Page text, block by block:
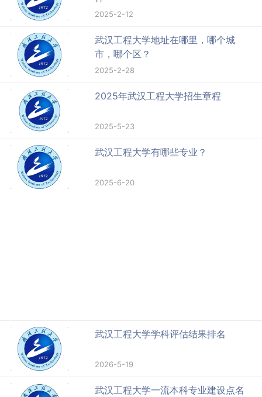
2025-2-12
武汉工程大学地址在哪里，哪个城
市，哪个区？
2025-2-28
2025年武汉工程大学招生章程
2025-5-23
武汉工程大学有哪些专业？
2025-6-20
武汉工程大学学科评估结果排名
2026-5-19
武汉工程大学一流本科专业建设点名